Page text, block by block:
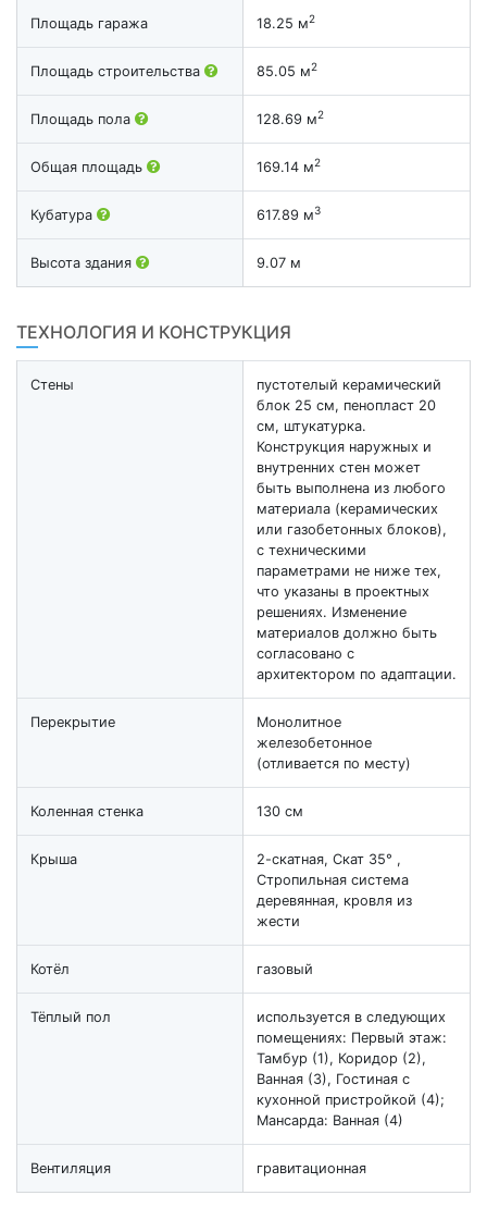
Площадь гаража 18.25 м2
Площадь строительства 85.05 м2
Площадь пола 128.69 м2
Общая площадь 169.14 м2
Кубатура 617.89 м3
Высота здания 9.07 м
ТЕХНОЛОГИЯ И КОНСТРУКЦИЯ
Стены
пустотелый керамический
блок 25 см, пенопласт 20
см, штукатурка.
Конструкция наружных и
внутренних стен может
быть выполнена из любого
материала (керамических
или газобетонных блоков),
с техническими
параметрами не ниже тех,
что указаны в проектных
решениях. Изменение
материалов должно быть
согласовано с
архитектором по адаптации.
Перекрытие
Монолитное
железобетонное
(отливается по месту)
Коленная стенка 130 см
Крыша
2-скатная, Скат 35° ,
Стропильная система
деревянная, кровля из
жести
Котёл газовый
Тёплый пол
используется в следующих
помещениях: Первый этаж:
Тамбур (1), Коридор (2),
Ванная (3), Гостиная с
кухонной пристройкой (4);
Мансарда: Ванная (4)
Вентиляция гравитационная